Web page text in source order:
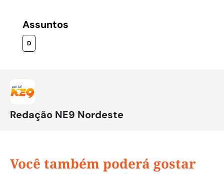
Assuntos
D
Redação NE9 Nordeste
Você também poderá gostar